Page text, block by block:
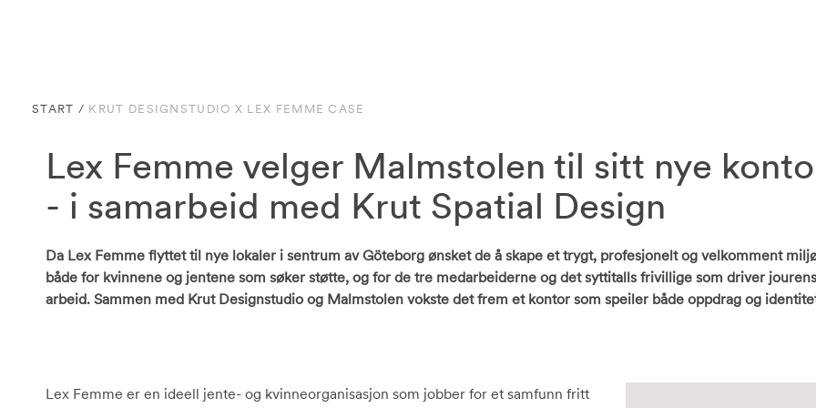
START / KRUT DESIGNSTUDIO X LEX FEMME CASE
Lex Femme velger Malmstolen til sitt nye
- i samarbeid med Krut Spatial Design
Da Lex Femme flyttet til nye lokaler i sentrum av Göteborg ønsket de å skape et trygt, profesjonelt og velkomment
både for kvinnene og jentene som søker støtte, og for de tre medarbeiderne og det syttitalls frivillige som driver jourens
arbeid. Sammen med Krut Designstudio og Malmstolen vokste det frem et kontor som speiler både oppdrag og
Lex Femme er en ideell jente- og kvinneorganisasjon som jobber for et samfunn fritt